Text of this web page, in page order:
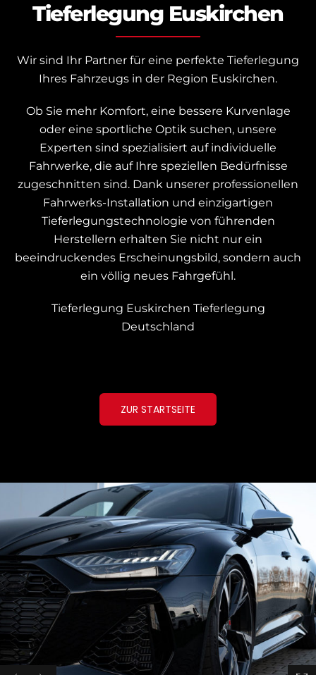
Tieferlegung Euskirchen
Wir sind Ihr Partner für eine perfekte Tieferlegung
Ihres Fahrzeugs in der Region Euskirchen.
Ob Sie mehr Komfort, eine bessere Kurvenlage
oder eine sportliche Optik suchen, unsere
Experten sind spezialisiert auf individuelle
Fahrwerke, die auf Ihre speziellen Bedürfnisse
zugeschnitten sind. Dank unserer professionellen
Fahrwerks-Installation und einzigartigen
Tieferlegungstechnologie von führenden
Herstellern erhalten Sie nicht nur ein
beeindruckendes Erscheinungsbild, sondern auch
ein völlig neues Fahrgefühl.
Tieferlegung Euskirchen Tieferlegung
Deutschland
ZUR STARTSEITE